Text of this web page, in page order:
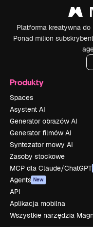
Platforma kreatywna
Ponad milion
Produkty
Spaces
Asystent AI
Generator obrazów AI
Generator filmów AI
Syntezator mowy AI
Zasoby stockowe
MCP dla Claude/ChatGPT
Agents New
API
Aplikacja mobilna
Wszystkie narzędzia